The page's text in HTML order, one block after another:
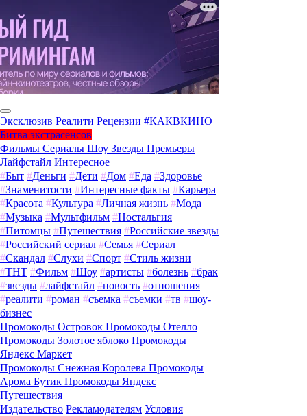
Эксклюзив Реалити Рецензии #КАКВКИНО
Битва экстрасенсов
Фильмы Сериалы Шоу Звезды Премьеры
Лайфстайл Интересное
#Быт #Деньги #Дети #Дом #Еда #Здоровье
#Знаменитости #Интересные факты #Карьера
#Красота #Культура #Личная жизнь #Мода
#Музыка #Мультфильм #Ностальгия
#Питомцы #Путешествия #Российские звезды
#Российский сериал #Семья #Сериал
#Скандал #Слухи #Спорт #Стиль жизни
#ТНТ #Фильм #Шоу #артисты #болезнь #брак
#звезды #лайфстайл #новость #отношения
#реалити #роман #съемка #съемки #тв #шоу-
бизнес
Промокоды Островок Промокоды Отелло
Промокоды Золотое яблоко Промокоды
Яндекс Маркет
Промокоды Снежная Королева Промокоды
Арома Бутик Промокоды Яндекс
Путешествия
Издательство Рекламодателям Условия